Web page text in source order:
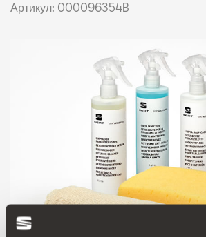
Артикул: 000096354B